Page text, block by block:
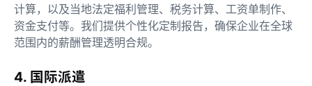
计算，以及当地法定福利管理、税务计算、工资单制作、
资金支付等。我们提供个性化定制报告，确保企业在全球
范围内的薪酬管理透明合规。
4. 国际派遣